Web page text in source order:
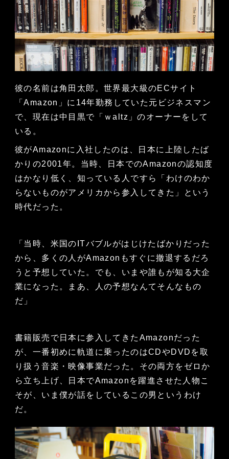
彼の名前は角田太郎。世界最大級のECサイト
「Amazon」に14年勤務していた元ビジネスマン
で、現在は中目黒で「ｗaltz」のオーナーをして
いる。
彼がAmazonに入社したのは、日本に上陸したば
かりの2001年。当時、日本でのAmazonの認知度
はかなり低く、知っている人ですら「わけのわか
らないものがアメリカから参入してきた」という
時代だった。
「当時、米国のITバブルがはじけたばかりだった
から、多くの人がAmazonもすぐに撤退するだろ
うと予想していた。でも、いまや誰もが知る大企
業になった。まあ、人の予想なんてそんなもの
だ」
書籍販売で日本に参入してきたAmazonだった
が、一番初めに軌道に乗ったのはCDやDVDを取
り扱う音楽・映像事業だった。その両方をゼロか
ら立ち上げ、日本でAmazonを躍進させた人物こ
そが、いま僕が話をしているこの男というわけ
だ。